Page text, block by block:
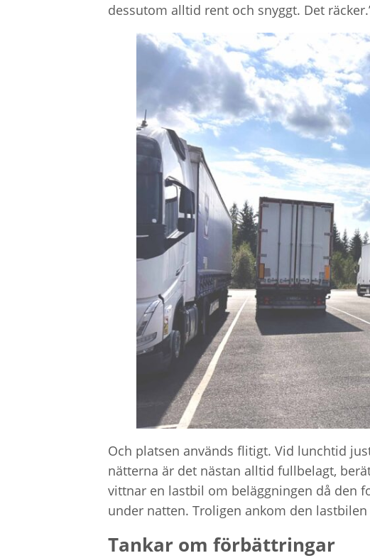
dessutom alltid rent och snyggt. Det
Och platsen används flitigt. Vid lunchtid
nätterna är det nästan alltid fullbelagt,
vittnar en lastbil om beläggningen då den
under natten. Troligen ankom den
Tankar om förbättringar